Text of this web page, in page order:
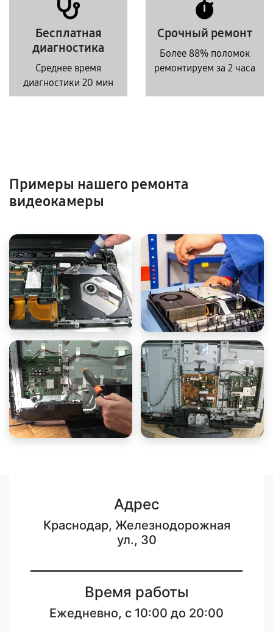
Бесплатная
диагностика
Среднее время
диагностики 20 мин
Срочный ремонт
Более 88% поломок
ремонтируем за 2 часа
Примеры нашего ремонта
видеокамеры
Адрес
Краснодар, Железнодорожная
ул., 30
Время работы
Ежедневно, с 10:00 до 20:00